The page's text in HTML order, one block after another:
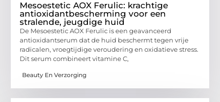
Mesoestetic AOX Ferulic: krachtige
antioxidantbescherming voor een
stralende, jeugdige huid
De Mesoestetic AOX Ferulic is een geavanceerd
antioxidantserum dat de huid beschermt tegen vrije
radicalen, vroegtijdige veroudering en oxidatieve stress.
Dit serum combineert vitamine C,
Beauty En Verzorging